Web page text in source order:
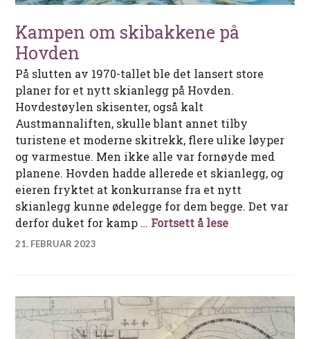
Kampen om skibakkene på
Hovden
På slutten av 1970-tallet ble det lansert store
planer for et nytt skianlegg på Hovden.
Hovdestøylen skisenter, også kalt
Austmannaliften, skulle blant annet tilby
turistene et moderne skitrekk, flere ulike løyper
og varmestue. Men ikke alle var fornøyde med
planene. Hovden hadde allerede et skianlegg, og
eieren fryktet at konkurranse fra et nytt
skianlegg kunne ødelegge for dem begge. Det var
derfor duket for kamp … Fortsett å leseKampen om
21. FEBRUAR 2023